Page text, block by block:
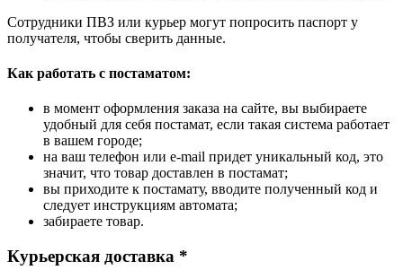
Сотрудники ПВЗ или курьер могут попросить паспорт у
получателя, чтобы сверить данные.
Как работать с постаматом:
в момент оформления заказа на сайте, вы выбираете
удобный для себя постамат, если такая система работает
в вашем городе;
на ваш телефон или e-mail придет уникальный код, это
значит, что товар доставлен в постамат;
вы приходите к постамату, вводите полученный код и
следует инструкциям автомата;
забираете товар.
Курьерская доставка *